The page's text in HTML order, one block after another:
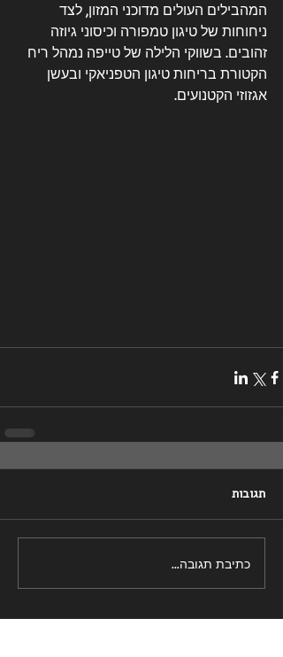
המהבילים העולים מדוכני המזון, לצד
ניחוחות של טיגון טמפורה וכיסוני גיוזה
זהובים. בשווקי הלילה של טייפה נמהל ריח
הקטורת בריחות טיגון הטפניאקי ובעשן
אגזוזי הקטנועים.
תגובות
כתיבת תגובה...